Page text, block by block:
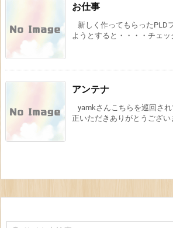
お仕事
新しく作ってもらったPLD
ようとすると・・・・チェッ
アンテナ
yamkさんこちらを巡回さ
正いただきありがとうござい